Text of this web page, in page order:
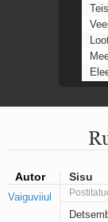
Mu
Aeg
Ih-
Autor Sisu
Vaiguviiul